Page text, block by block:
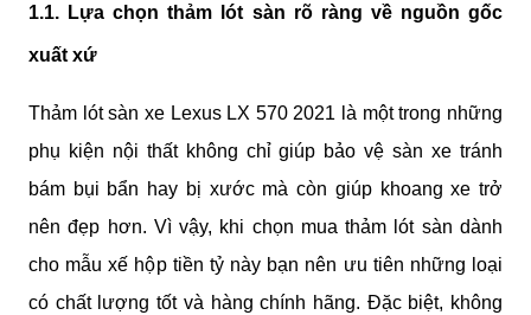
1.1. Lựa chọn thảm lót sàn rõ ràng về nguồn gốc
xuất xứ
Thảm lót sàn xe Lexus LX 570 2021 là một trong những
phụ kiện nội thất không chỉ giúp bảo vệ sàn xe tránh
bám bụi bẩn hay bị xước mà còn giúp khoang xe trở
nên đẹp hơn. Vì vậy, khi chọn mua thảm lót sàn dành
cho mẫu xế hộp tiền tỷ này bạn nên ưu tiên những loại
có chất lượng tốt và hàng chính hãng. Đặc biệt, không